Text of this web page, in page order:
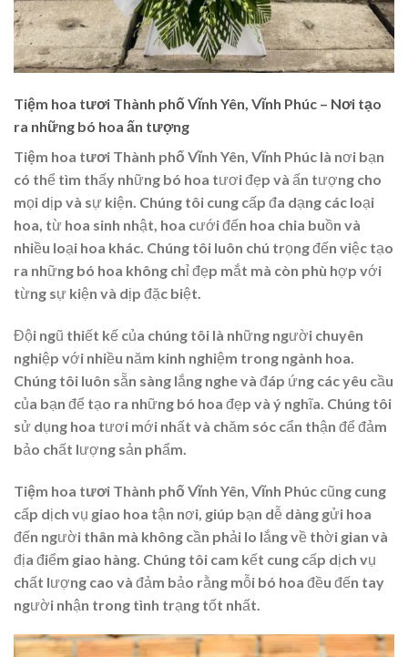
Tiệm hoa tươi Thành phố Vĩnh Yên, Vĩnh Phúc – Nơi tạo
ra những bó hoa ấn tượng
Tiệm hoa tươi Thành phố Vĩnh Yên, Vĩnh Phúc là nơi bạn
có thể tìm thấy những bó hoa tươi đẹp và ấn tượng cho
mọi dịp và sự kiện. Chúng tôi cung cấp đa dạng các loại
hoa, từ hoa sinh nhật, hoa cưới đến hoa chia buồn và
nhiều loại hoa khác. Chúng tôi luôn chú trọng đến việc tạo
ra những bó hoa không chỉ đẹp mắt mà còn phù hợp với
từng sự kiện và dịp đặc biệt.
Đội ngũ thiết kế của chúng tôi là những người chuyên
nghiệp với nhiều năm kinh nghiệm trong ngành hoa.
Chúng tôi luôn sẵn sàng lắng nghe và đáp ứng các yêu cầu
của bạn để tạo ra những bó hoa đẹp và ý nghĩa. Chúng tôi
sử dụng hoa tươi mới nhất và chăm sóc cẩn thận để đảm
bảo chất lượng sản phẩm.
Tiệm hoa tươi Thành phố Vĩnh Yên, Vĩnh Phúc cũng cung
cấp dịch vụ giao hoa tận nơi, giúp bạn dễ dàng gửi hoa
đến người thân mà không cần phải lo lắng về thời gian và
địa điểm giao hàng. Chúng tôi cam kết cung cấp dịch vụ
chất lượng cao và đảm bảo rằng mỗi bó hoa đều đến tay
người nhận trong tình trạng tốt nhất.